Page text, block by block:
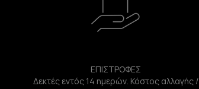
ΕΠΙΣΤΡΟΦΕΣ
Δεκτές εντός 14 ημερών. Κόστος αλλαγής /